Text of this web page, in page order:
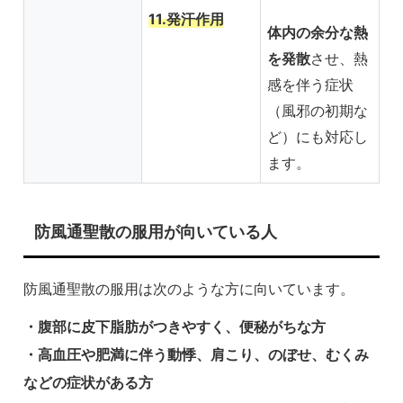
11.発汗作用
体内の余分な熱
を発散させ、熱
感を伴う症状
（風邪の初期な
ど）にも対応し
ます。
防風通聖散の服用が向いている人
防風通聖散の服用は次のような方に向いています。
・腹部に皮下脂肪がつきやすく、便秘がちな方
・高血圧や肥満に伴う動悸、肩こり、のぼせ、むくみ
などの症状がある方